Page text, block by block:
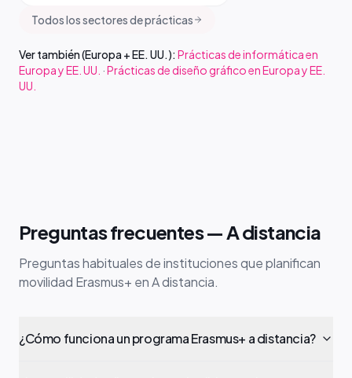
Todos los sectores de prácticas
Ver también (Europa + EE. UU.): Prácticas de informática en
Europa y EE. UU. ·Prácticas de diseño gráfico en Europa y EE.
UU.
Preguntas frecuentes — A distancia
Preguntas habituales de instituciones que planifican
movilidad Erasmus+ en A distancia.
¿Cómo funciona un programa Erasmus+ a distancia?